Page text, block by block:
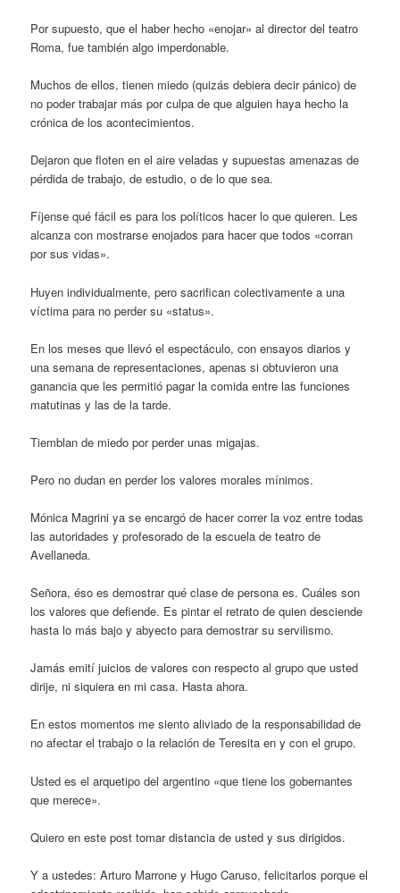
Por supuesto, que el haber hecho «enojar» al director del teatro
Roma, fue también algo imperdonable.
Muchos de ellos, tienen miedo (quizás debiera decir pánico) de
no poder trabajar más por culpa de que alguien haya hecho la
crónica de los acontecimientos.
Dejaron que floten en el aire veladas y supuestas amenazas de
pérdida de trabajo, de estudio, o de lo que sea.
Fíjense qué fácil es para los políticos hacer lo que quieren. Les
alcanza con mostrarse enojados para hacer que todos «corran
por sus vidas».
Huyen individualmente, pero sacrifican colectivamente a una
víctima para no perder su «status».
En los meses que llevó el espectáculo, con ensayos diarios y
una semana de representaciones, apenas si obtuvieron una
ganancia que les permitió pagar la comida entre las funciones
matutinas y las de la tarde.
Tiemblan de miedo por perder unas migajas.
Pero no dudan en perder los valores morales mínimos.
Mónica Magrini ya se encargó de hacer correr la voz entre todas
las autoridades y profesorado de la escuela de teatro de
Avellaneda.
Señora, éso es demostrar qué clase de persona es. Cuáles son
los valores que defiende. Es pintar el retrato de quien desciende
hasta lo más bajo y abyecto para demostrar su servilismo.
Jamás emití juicios de valores con respecto al grupo que usted
dirije, ni siquiera en mi casa. Hasta ahora.
En estos momentos me siento aliviado de la responsabilidad de
no afectar el trabajo o la relación de Teresita en y con el grupo.
Usted es el arquetipo del argentino «que tiene los gobernantes
que merece».
Quiero en este post tomar distancia de usted y sus dirigidos.
Y a ustedes: Arturo Marrone y Hugo Caruso, felicitarlos porque el